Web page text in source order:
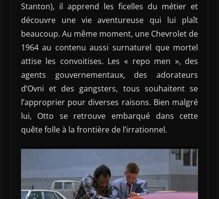
Stanton), il apprend les ficelles du métier et
découvre une vie aventureuse qui lui plaît
beaucoup. Au même moment, une Chevrolet de
1964 au contenu aussi surnaturel que mortel
attise les convoitises. Les « repo men », des
agents gouvernementaux, des adorateurs
d’Ovni et des gangsters, tous souhaitent se
l’approprier pour diverses raisons. Bien malgré
lui, Otto se retrouve embarqué dans cette
quête folle à la frontière de l’irrationnel.